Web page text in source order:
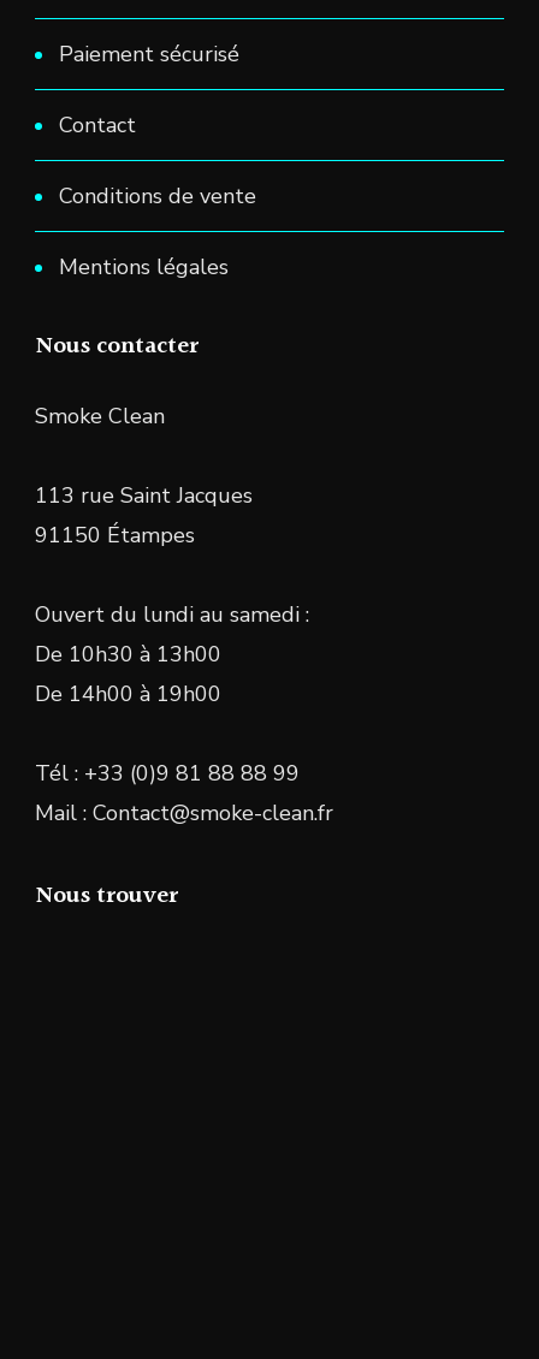
Paiement sécurisé
Contact
Conditions de vente
Mentions légales
Nous contacter
Smoke Clean
113 rue Saint Jacques
91150 Étampes
Ouvert du lundi au samedi :
De 10h30 à 13h00
De 14h00 à 19h00
Tél : +33 (0)9 81 88 88 99
Mail : Contact@smoke-clean.fr
Nous trouver